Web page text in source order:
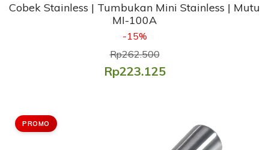
Cobek Stainless | Tumbukan Mini Stainless | Mutu
MI-100A
-15%
Rp262.500
Rp223.125
PROMO